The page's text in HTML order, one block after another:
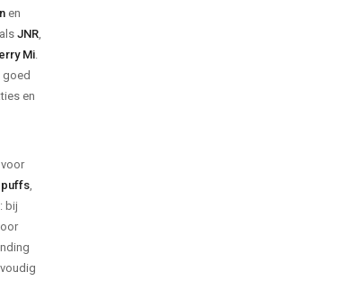
en
JNR,
Mi.
goed
en
,
bij